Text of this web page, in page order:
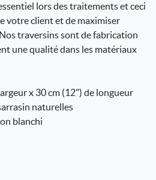
lors des traitements et ceci
votre client et de maximiser
traversins sont de fabrication
une qualité dans les matériaux
x 30 cm (12") de longueur
naturelles
blanchi